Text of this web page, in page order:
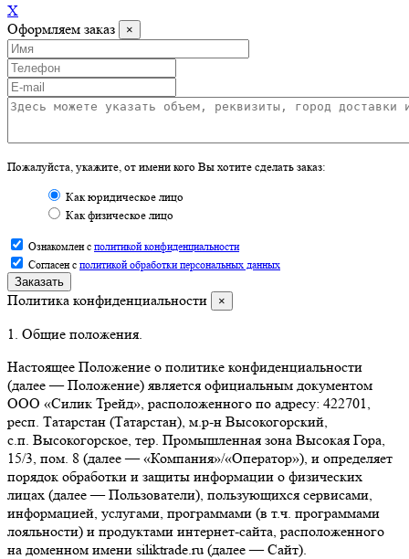
X
Оформляем заказ
×
Пожалуйста, укажите, от имени кого Вы хотите сделать заказ:
Как юридическое лицо
Как физическое лицо
Ознакомлен с политикой конфиденциальности
Согласен с политикой обработки персональных данных
Заказать
Политика конфиденциальности ×
1. Общие положения.
Настоящее Положение о политике конфиденциальности
(далее — Положение) является официальным документом
ООО «Силик Трейд», расположенного по адресу: 422701,
респ. Татарстан (Татарстан), м.р‑н Высокогорский,
с.п. Высокогорское, тер. Промышленная зона Высокая Гора,
15/3, пом. 8 (далее — «Компания»/«Оператор»), и определяет
порядок обработки и защиты информации о физических
лицах (далее — Пользователи), пользующихся сервисами,
информацией, услугами, программами (в т.ч. программами
лояльности) и продуктами интернет-сайта, расположенного
на доменном имени siliktrade.ru (далее — Сайт).